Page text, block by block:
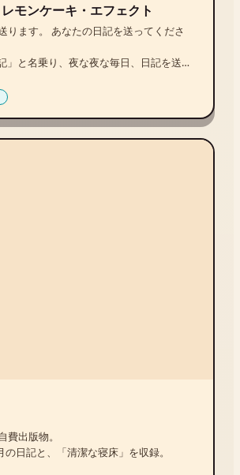
モンケーキ・エフェクト
ります。 あなたの日記を送ってくださ
」と名乗り、夜な夜な毎日、日記を送
ら一〇月までの　わたしの日記と、数日
費出版物。
の日記と、「清潔な寝床」を収録。